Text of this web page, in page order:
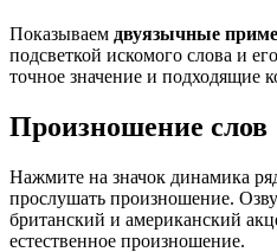
Показываем двуязычные
подсветкой искомого слова и
точное значение и подходящие
Произношение слов
Нажмите на значок динамика
прослушать произношение.
британский и американский
естественное произношение.